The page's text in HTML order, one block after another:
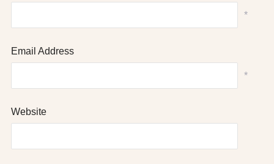
*
Email Address
*
Website